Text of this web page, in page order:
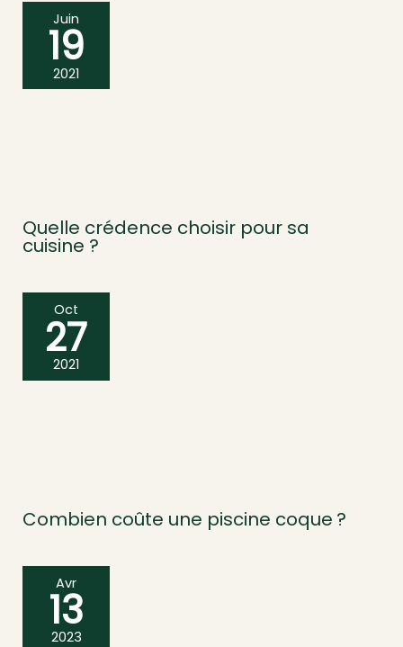
Juin
19
2021
Quelle crédence choisir pour sa
cuisine ?
Oct
27
2021
Combien coûte une piscine coque ?
Avr
13
2023